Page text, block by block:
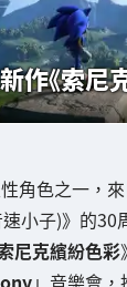
作《索尼
角色之一，
小子)》的30
尼克繽紛色彩
」音樂會